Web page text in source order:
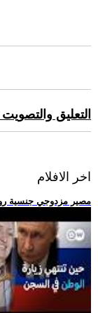
التعليق
اخر الافلام
.. مصير مزدوجي جنسية